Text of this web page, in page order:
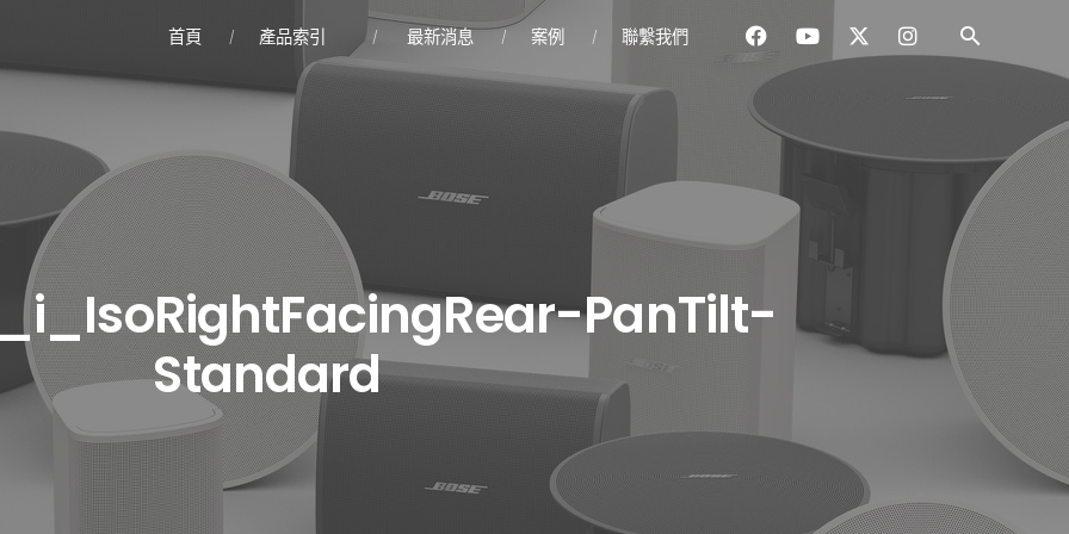
首頁 產品索引 最新消息 案例 聯繫我們
PanTilt-
Standard